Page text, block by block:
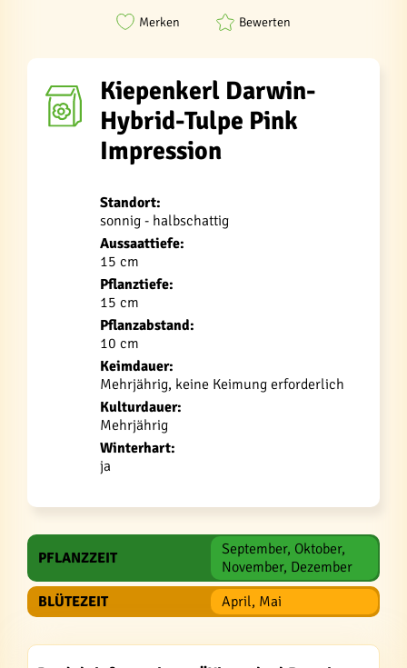
Merken Bewerten
Kiepenkerl Darwin-
Hybrid-Tulpe Pink
Impression
Standort:
sonnig - halbschattig
Aussaattiefe:
15 cm
Pflanztiefe:
15 cm
Pflanzabstand:
10 cm
Keimdauer:
Mehrjährig, keine Keimung erforderlich
Kulturdauer:
Mehrjährig
Winterhart:
ja
PFLANZZEIT
September, Oktober,
November, Dezember
BLÜTEZEIT
April, Mai